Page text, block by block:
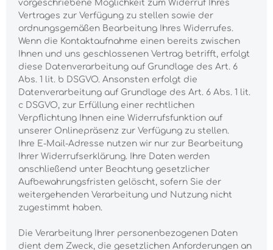
vorgeschriebene Möglichkeit zum Widerruf Ihres
Vertrages zur Verfügung zu stellen sowie der
ordnungsgemäßen Bearbeitung Ihres Widerrufes.
Wenn die Kontaktaufnahme einen bereits zwischen
Ihnen und uns geschlossenen Vertrag betrifft, erfolgt
diese Datenverarbeitung auf Grundlage des Art. 6
Abs. 1 lit. b DSGVO. Ansonsten erfolgt die
Datenverarbeitung auf Grundlage des Art. 6 Abs. 1 lit.
c DSGVO, zur Erfüllung einer rechtlichen
Verpflichtung Ihnen eine Widerrufsfunktion auf
unserer Onlinepräsenz zur Verfügung zu stellen.
Ihre E-Mail-Adresse nutzen wir nur zur Bearbeitung
Ihrer Widerrufserklärung. Ihre Daten werden
anschließend unter Beachtung gesetzlicher
Aufbewahrungsfristen gelöscht, sofern Sie der
weitergehenden Verarbeitung und Nutzung nicht
zugestimmt haben.
Die Verarbeitung Ihrer personenbezogenen Daten
dient dem Zweck, die gesetzlichen Anforderungen an